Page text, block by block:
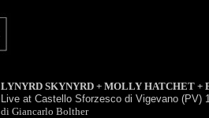
LYNYRD SKYNYRD + MOLLY HATCHET +
Live at Castello Sforzesco di Vigevano (PV)
di Giancarlo Bolther